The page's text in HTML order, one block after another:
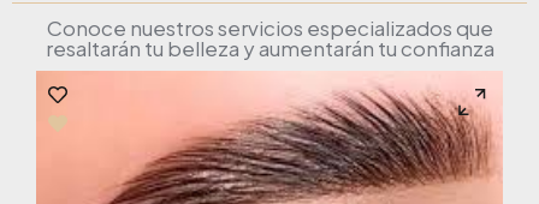
Conoce nuestros servicios especializados que
resaltarán tu belleza y aumentarán tu confianza